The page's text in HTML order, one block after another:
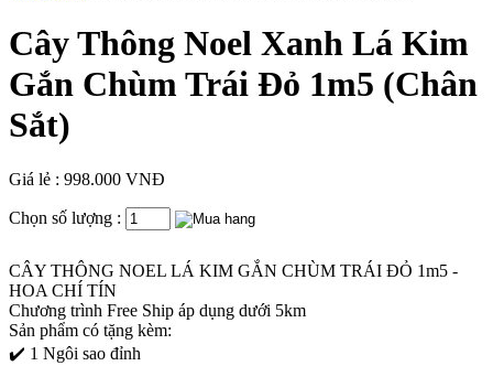
Cây Thông Noel Xanh Lá Kim
Gắn Chùm Trái Đỏ 1m5 (Chân
Sắt)
Giá lẻ : 998.000 VNĐ
Chọn số lượng :
CÂY THÔNG NOEL LÁ KIM GẮN CHÙM TRÁI ĐỎ 1m5 -
HOA CHÍ TÍN
Chương trình Free Ship áp dụng dưới 5km
Sản phẩm có tặng kèm:
✔️ 1 Ngôi sao đỉnh